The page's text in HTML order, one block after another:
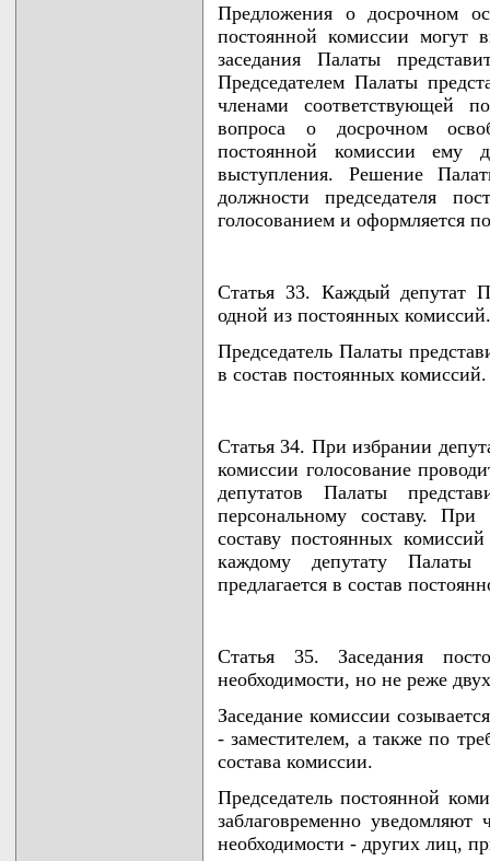
Предложения о досрочном
постоянной комиссии могут
заседания Палаты
Председателем Палаты
членами соответствующей
вопроса о досрочном
постоянной комиссии ему
выступления. Решение
должности председателя
голосованием и оформляется
Статья 33. Каждый депутат
одной из постоянных комиссий.
Председатель Палаты
в состав постоянных комиссий.
Статья 34. При избрании
комиссии голосование
депутатов Палаты
персональному составу.
составу постоянных
каждому депутату Палаты
предлагается в состав
Статья 35. Заседания
необходимости, но не реже
Заседание комиссии
- заместителем, а также по
состава комиссии.
Председатель постоянной
заблаговременно
необходимости - других лиц,